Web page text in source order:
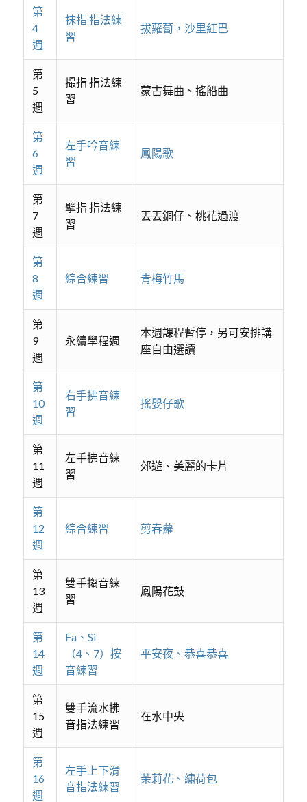
第
4
週
抹指 指法練
習
拔蘿蔔，沙里紅巴
第
5
週
撮指 指法練
習
蒙古舞曲、搖船曲
第
6
週
左手吟音練
習
鳳陽歌
第
7
週
擘指 指法練
習
丟丟銅仔、桃花過渡
第
8
週
綜合練習 青梅竹馬
第
9
週
永續學程週
本週課程暫停，另可安排講
座自由選讀
第
10
週
右手拂音練
習
搖嬰仔歌
第
11
週
左手拂音練
習
郊遊、美麗的卡片
第
12
週
綜合練習 剪春蘿
第
13
週
雙手搊音練
習
鳳陽花鼓
第
14
週
Fa、Si
（4、7）按
音練習
平安夜、恭喜恭喜
第
15
週
雙手流水拂
音指法練習
在水中央
第
16
週
左手上下滑
音指法練習
茉莉花、繡荷包